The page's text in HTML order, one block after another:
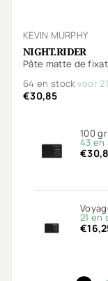
KEVIN MURPHY
NIGHT.RIDER
Pâte matte de
64 en stockvoor
€30,85
100 gr
43 en
21 en